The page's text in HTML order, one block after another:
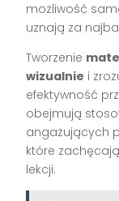
możliwość
uznają za
Tworzenie
wizualnie i
efektywność
obejmują
angażujących
które
lekcji.